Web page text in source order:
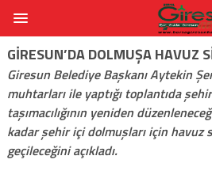
GIRESUN’DA DOLMUŞA HAVUZ
Giresun Belediye Başkanı Aytekin
muhtarları ile yaptığı toplantıda
taşımacılığının yeniden
kadar şehir içi dolmuşları için havuz
geçileceğini açıkladı.